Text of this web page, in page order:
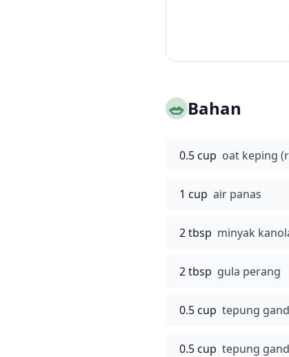
🥗Bahan
0.5 cup oat keping
1 cup air panas
2 tbsp minyak
2 tbsp gula perang
0.5 cup tepung
0.5 cup tepung